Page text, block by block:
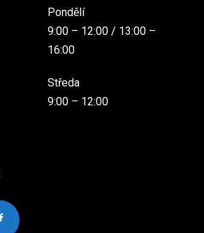
Pondělí
9:00 – 12:00 / 13:00 –
16:00
Středa
9:00 – 12:00